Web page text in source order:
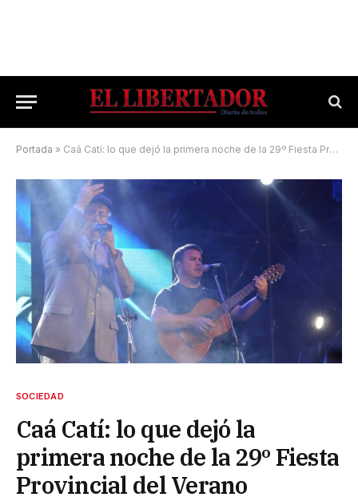
Portada » Caá Catí: lo que dejó la primera noche de la 29º Fiesta Provincial del Verano
SOCIEDAD
Caá Catí: lo que dejó la
primera noche de la 29º Fiesta
Provincial del Verano